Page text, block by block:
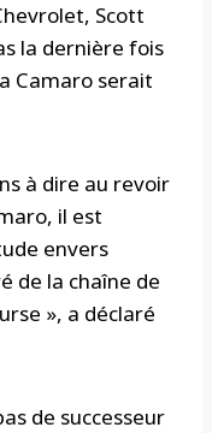
Scott
la dernière fois
Camaro serait
à dire au revoir
il est
envers
de la chaîne de
», a déclaré
de successeur